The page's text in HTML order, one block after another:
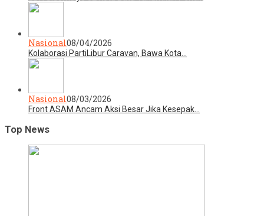
Nasional08/04/2026
Kolaborasi PartiLibur Caravan, Bawa Kota…
Nasional08/03/2026
Front ASAM Ancam Aksi Besar Jika Kesepak…
Top News